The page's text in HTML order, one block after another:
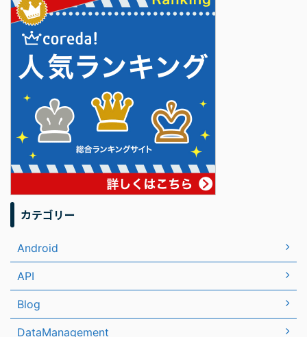
カテゴリー
Android
API
Blog
DataManagement